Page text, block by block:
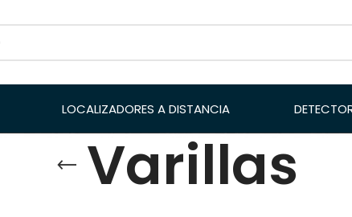
LOCALIZADORES A DISTANCIA
Varillas